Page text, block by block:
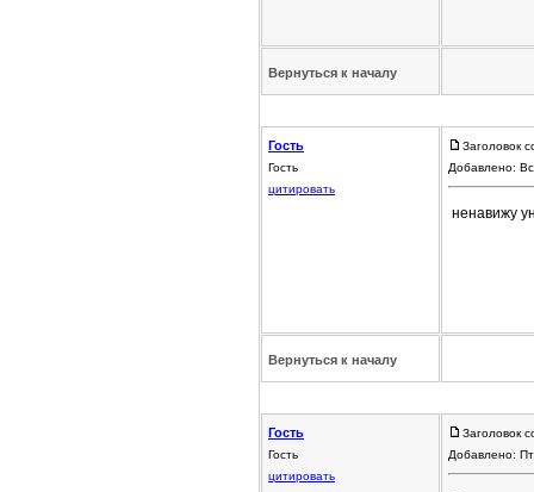
Вернуться к началу
Гость
Гость
цитировать
Заголовок
Добавлено:
ненавижу
Вернуться к началу
Гость
Гость
цитировать
Заголовок
Добавлено: